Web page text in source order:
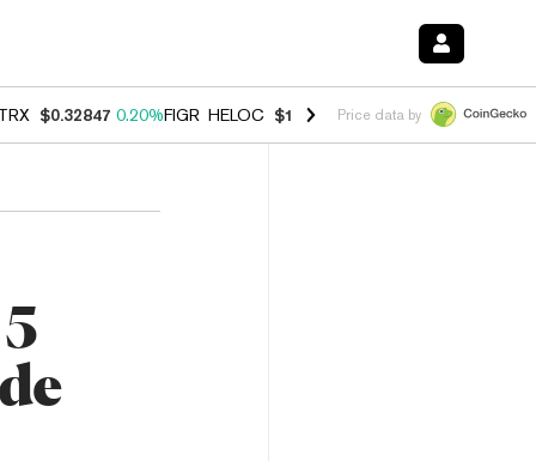
TRX $0.32847 0.20%FIGR_HELOC $1.007 -2.70%HYPE $54.78 -
Price data by